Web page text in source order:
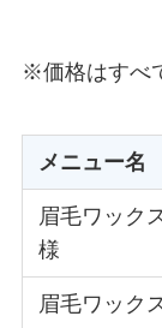
※価格はすべ
メニュー名
眉毛ワック
様
眉毛ワック